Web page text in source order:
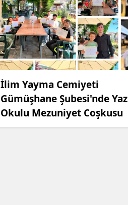
İlim Yayma Cemiyeti
Gümüşhane Şubesi'nde Yaz
Okulu Mezuniyet Coşkusu